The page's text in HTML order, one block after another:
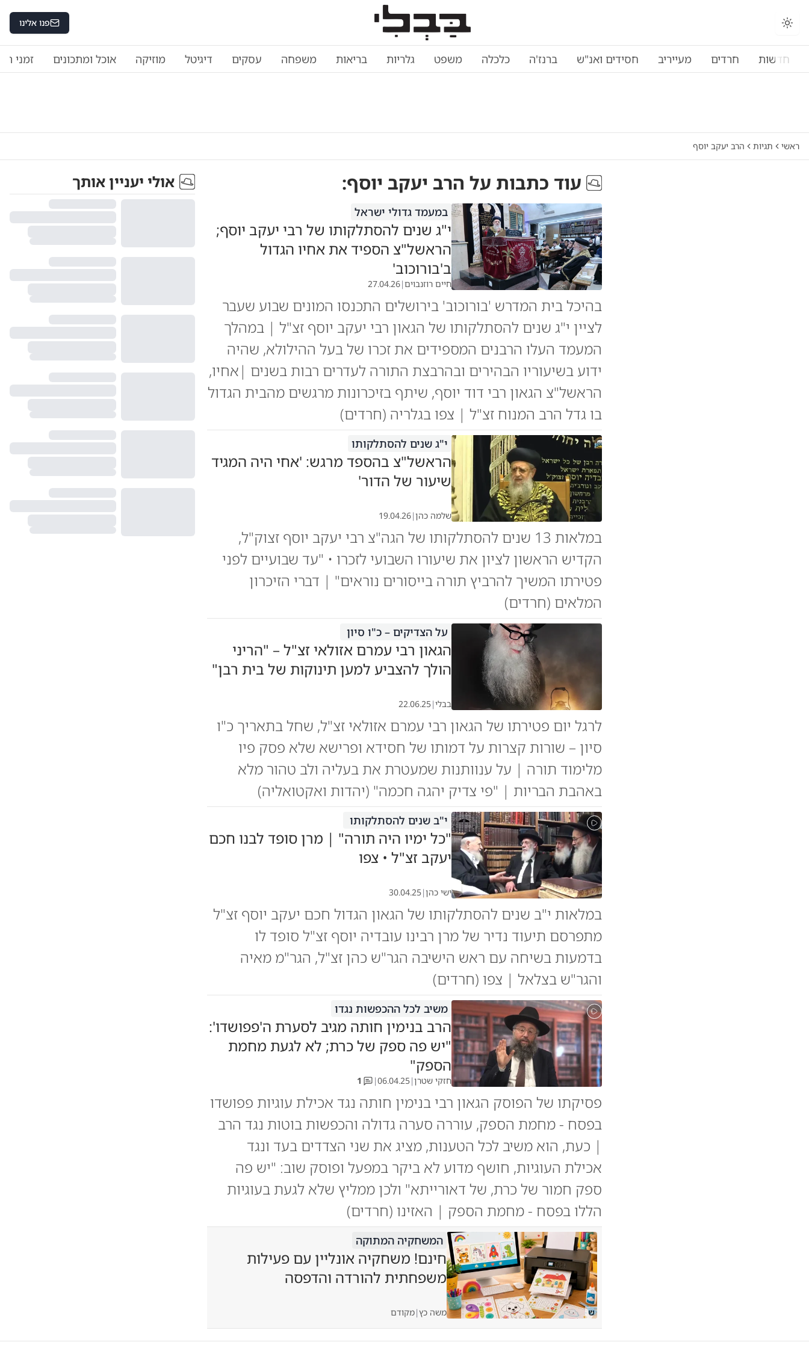
החלפת מצב תצוגה פנו אלינו
חדשות חרדים מעייריב חסידים ואנ"ש ברנז'ה כלכלה משפט גלריות בריאות משפחה עסקים דיגיטל מוזיקה אוכל ומתכונים זמני
ראשי תגיות הרב יעקב יוסף
עוד כתבות על הרב יעקב יוסף:
במעמד גדולי ישראל
י"ג שנים להסתלקותו של רבי יעקב יוסף;
הראשל"צ הספיד את אחיו הגדול
ב'בורוכוב'
חיים רוזנבוים|
27.04.26
בהיכל בית המדרש 'בורוכוב' בירושלים התכנסו המונים שבוע שעבר
לציין י"ג שנים להסתלקותו של הגאון רבי יעקב יוסף זצ"ל | במהלך
המעמד העלו הרבנים המספידים את זכרו של בעל ההילולא, שהיה
ידוע בשיעוריו הבהירים ובהרבצת התורה לעדרים רבות בשנים |אחיו,
הראשל"צ הגאון רבי דוד יוסף, שיתף בזיכרונות מרגשים מהבית הגדול
בו גדל הרב המנוח זצ"ל | צפו בגלריה (חרדים)
י"ג שנים להסתלקותו
הראשל"צ בהספד מרגש: 'אחי היה המגיד
שיעור של הדור'
שלמה כהן|
19.04.26
במלאות 13 שנים להסתלקותו של הגה"צ רבי יעקב יוסף זצוק"ל,
הקדיש הראשון לציון את שיעורו השבועי לזכרו • "עד שבועיים לפני
פטירתו המשיך להרביץ תורה בייסורים נוראים" | דברי הזיכרון
המלאים (חרדים)
על הצדיקים – כ"ו סיון
הגאון רבי עמרם אזולאי זצ"ל – "הריני
הולך להצביע למען תינוקות של בית רבן"
בבלי|
22.06.25
לרגל יום פטירתו של הגאון רבי עמרם אזולאי זצ"ל, שחל בתאריך כ"ו
סיון – שורות קצרות על דמותו של חסידא ופרישא שלא פסק פיו
מלימוד תורה | על ענוותנות שמעטרת את בעליה ולב טהור מלא
באהבת הבריות | "פי צדיק יהגה חכמה" (יהדות ואקטואליה)
י"ב שנים להסתלקותו
"כל ימיו היה תורה" | מרן סופד לבנו חכם
יעקב זצ"ל • צפו
ישי כהן |
30.04.25
במלאות י"ב שנים להסתלקותו של הגאון הגדול חכם יעקב יוסף זצ"ל
מתפרסם תיעוד נדיר של מרן רבינו עובדיה יוסף זצ"ל סופד לו
בדמעות בשיחה עם ראש הישיבה הגר"ש כהן זצ"ל, הגר"מ מאיה
והגר"ש בצלאל | צפו (חרדים)
משיב לכל ההכפשות נגדו
הרב בנימין חותה מגיב לסערת ה'פפושדו':
"יש פה ספק של כרת; לא לגעת מחמת
הספק"
חזקי שטרן|
06.04.25
|
1
פסיקתו של הפוסק הגאון רבי בנימין חותה נגד אכילת עוגיות פפושדו
בפסח - מחמת הספק, עוררה סערה גדולה והכפשות בוטות נגד הרב
| כעת, הוא משיב לכל הטענות, מציג את שני הצדדים בעד ונגד
אכילת העוגיות, חושף מדוע לא ביקר במפעל ופוסק שוב: "יש פה
ספק חמור של כרת, של דאורייתא" ולכן ממליץ שלא לגעת בעוגיות
הללו בפסח - מחמת הספק | האזינו (חרדים)
ש
המשחקיה המתוקה
חינם! משחקיה אונליין עם פעילות
משפחתית להורדה והדפסה
משה כץ|מקודם
אולי יעניין אותך